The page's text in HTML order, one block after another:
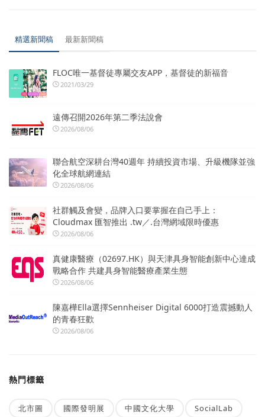
精選新聞稿 最新新聞稿
FLOC唯一基督徒專屬交友APP，基督徒的新福音
2021/03/29
遠傳召開2026年第二季法說會
2026/08/06
聯合航空深耕台灣40週年 持續投資市場、升級機隊並強
化全球航網連結
2026/08/06
社群觸及會變，品牌入口要掌握在自己手上：
Cloudmax 匯智推出 .tw／.台灣網域限時優惠
2026/08/06
真健康醫療（02697.HK）與天津具身智能創新中心達成
戰略合作 共建具身智能醫療產業生態
2026/08/06
陳嘉樺Ella選擇Sennheiser Digital 6000打造震撼動人
的青春狂歡
2026/08/06
熱門標籤
北市圖 國際發明展 中國文化大學 SocialLab